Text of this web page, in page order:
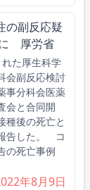
の副反応疑
に 厚労省
た厚生科学
会副反応検討
事分科会医薬
会と合同開
種後の死亡と
告した。 コ
の死亡事例
年8月9日